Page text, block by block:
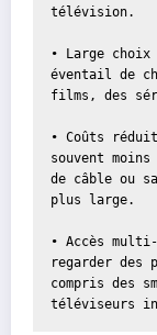
télévision.
• Large
éventail de
films, des
• Coûts
souvent
de câble ou
plus large.
• Accès
regarder des
compris des
téléviseurs